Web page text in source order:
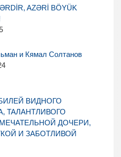
AZƏRİ BÖYÜK
и Кямал Солтанов
ВИДНОГО
ТАЛАНТЛИВОГО
ДОЧЕРИ,
И ЗАБОТЛИВОЙ